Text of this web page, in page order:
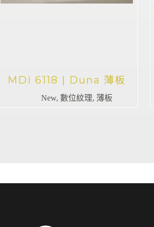
MDi 6118 | Duna 薄板
New, 數位紋理, 薄板